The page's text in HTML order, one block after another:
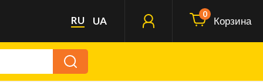
RU UA
0
Корзина